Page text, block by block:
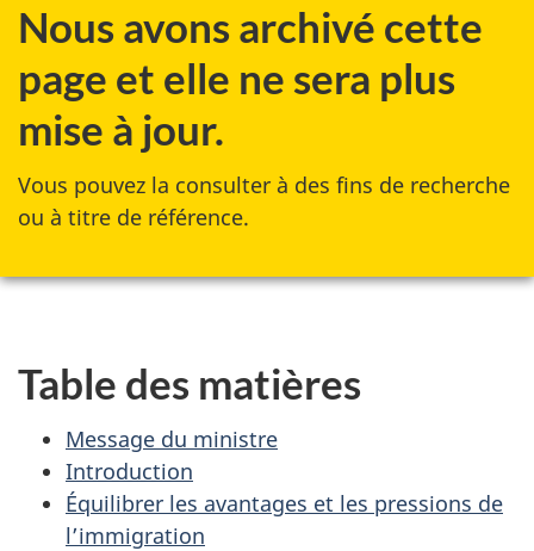
Nous avons archivé cette
page et elle ne sera plus
mise à jour.
Vous pouvez la consulter à des fins de recherche
ou à titre de référence.
Table des matières
Message du ministre
Introduction
Équilibrer les avantages et les pressions de
l’immigration